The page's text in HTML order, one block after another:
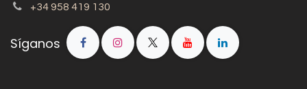
+34 958 419 130
Síganos